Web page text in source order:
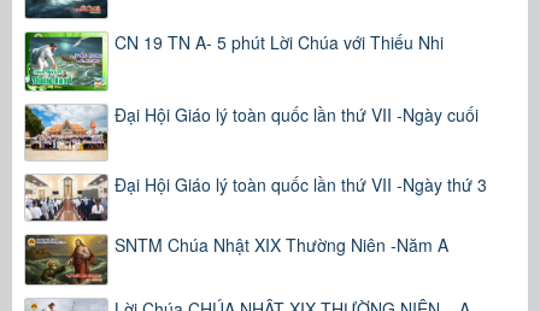
CN 19 TN A- 5 phút Lời Chúa với Thiếu Nhi
Đại Hội Giáo lý toàn quốc lần thứ VII -Ngày cuối
Đại Hội Giáo lý toàn quốc lần thứ VII -Ngày thứ 3
SNTM Chúa Nhật XIX Thường Niên -Năm A